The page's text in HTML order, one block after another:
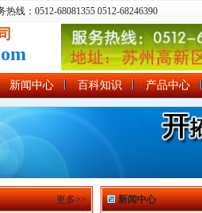
热线：0512-68081355 0512-68246390
新闻中心 百科知识 产品中心
更多>> 新闻中心